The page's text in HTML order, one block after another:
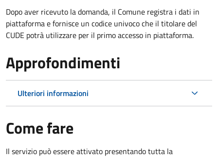
Dopo aver ricevuto la domanda, il Comune registra i dati in
piattaforma e fornisce un codice univoco che il titolare del
CUDE potrà utilizzare per il primo accesso in piattaforma.
Approfondimenti
Ulteriori informazioni
Come fare
Il servizio può essere attivato presentando tutta la